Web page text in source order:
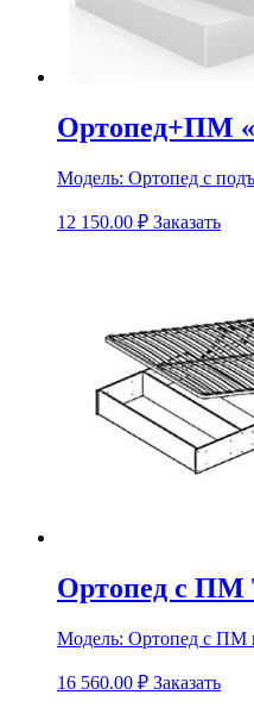
Ортопед+ПМ
Модель: Ортопед с
12 150.00 ₽ Заказать
Ортопед с ПМ
Модель: Ортопед с ПМ
16 560.00 ₽ Заказать